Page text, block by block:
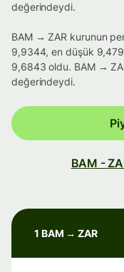
değerindeydi.
BAM → ZAR kurunun
9,9344, en düşük
9,6843 oldu. BAM →
değerindeydi.
BAM -
1 BAM → ZAR